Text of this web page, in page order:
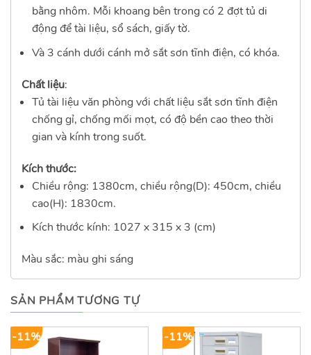
bằng nhôm. Mỗi khoang bên trong có 2 đợt tủ di
động để tài liệu, sổ sách, giấy tờ.
Và 3 cánh dưới cánh mở sắt sơn tĩnh điện, có khóa.
Chất liệu:
Tủ tài liệu văn phòng với chất liệu sắt sơn tĩnh điện
chống gỉ, chống mối mọt, có độ bền cao theo thời
gian và kính trong suốt.
Kích thước:
Chiều rộng: 1380cm, chiều rộng(D): 450cm, chiều
cao(H): 1830cm.
Kích thước kính: 1027 x 315 x 3 (cm)
Màu sắc: màu ghi sáng
SẢN PHẨM TƯƠNG TỰ
-11% -11%